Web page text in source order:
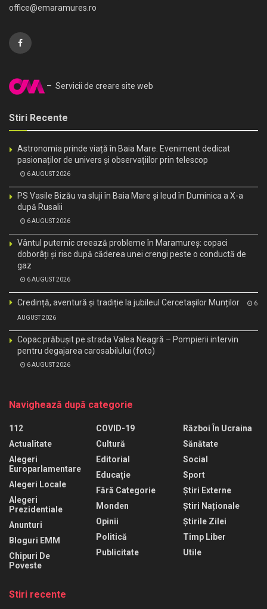
office@emaramures.ro
– Servicii de creare site web
Stiri Recente
Astronomia prinde viață în Baia Mare. Eveniment dedicat
pasionaților de univers și observațiilor prin telescop
6 AUGUST 2026
PS Vasile Bizău va sluji în Baia Mare și Ieud în Duminica a X-a
după Rusalii
6 AUGUST 2026
Vântul puternic creează probleme în Maramureș: copaci
doborâți și risc după căderea unei crengi peste o conductă de
gaz
6 AUGUST 2026
Credință, aventură și tradiție la jubileul Cercetașilor Munților 6
AUGUST 2026
Copac prăbușit pe strada Valea Neagră – Pompierii intervin
pentru degajarea carosabilului (foto)
6 AUGUST 2026
Navighează după categorie
112
Actualitate
Alegeri
Europarlamentare
Alegeri Locale
Alegeri
Prezidentiale
Anunturi
Bloguri EMM
Chipuri De
Poveste
COVID-19
Cultură
Editorial
Educaţie
Fără Categorie
Monden
Opinii
Politică
Publicitate
Război În Ucraina
Sănătate
Social
Sport
Știri Externe
Știri Naționale
Știrile Zilei
Timp Liber
Utile
Stiri recente